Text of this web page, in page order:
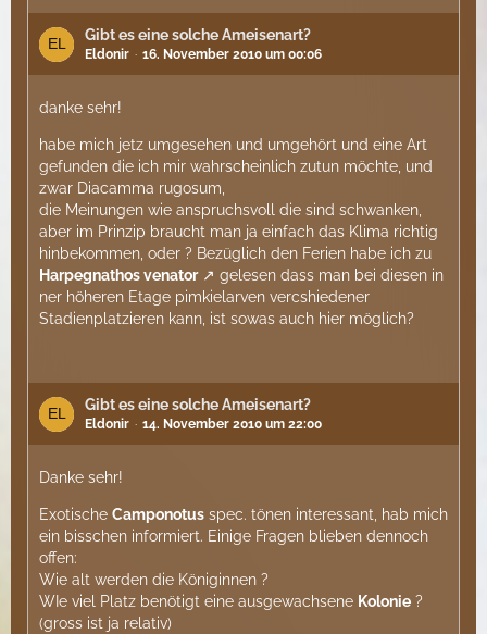
Gibt es eine solche Ameisenart?
Eldonir 16. November 2010 um 00:06
danke sehr!
habe mich jetz umgesehen und umgehört und eine Art
gefunden die ich mir wahrscheinlich zutun möchte, und
zwar Diacamma rugosum,
die Meinungen wie anspruchsvoll die sind schwanken,
aber im Prinzip braucht man ja einfach das Klima richtig
hinbekommen, oder ? Bezüglich den Ferien habe ich zu
Harpegnathos venator
gelesen dass man bei diesen in
ner höheren Etage pimkielarven vercshiedener
Stadienplatzieren kann, ist sowas auch hier möglich?
Gibt es eine solche Ameisenart?
Eldonir 14. November 2010 um 22:00
Danke sehr!
Exotische Camponotus spec. tönen interessant, hab mich
ein bisschen informiert. Einige Fragen blieben dennoch
offen:
Wie alt werden die Königinnen ?
WIe viel Platz benötigt eine ausgewachsene Kolonie ?
(gross ist ja relativ)